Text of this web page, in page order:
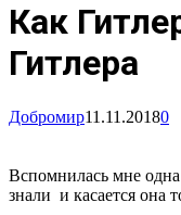
Как
Гитлера
Добромир11.11.20180
Вспомнилась мне одна
знали и касается она